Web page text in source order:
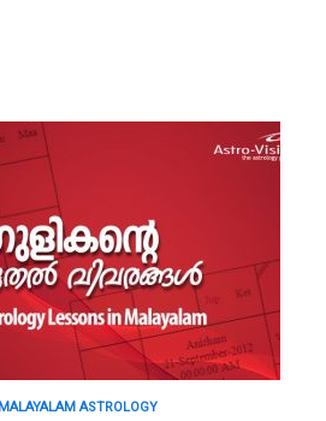
MALAYALAM ASTROLOGY